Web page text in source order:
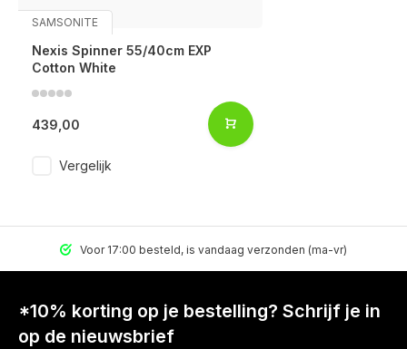
SAMSONITE
Nexis Spinner 55/40cm EXP
Cotton White
439,00
Vergelijk
Voor 17:00 besteld, is vandaag verzonden (ma-vr)
*10% korting op je bestelling? Schrijf je in
op de nieuwsbrief